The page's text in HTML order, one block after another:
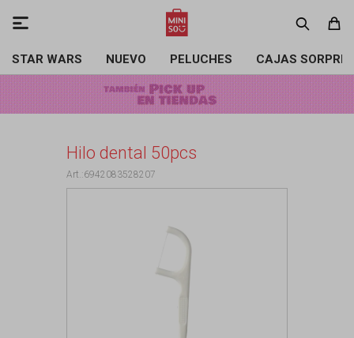
STAR WARS NUEVO PELUCHES CAJAS

Hilo dental 50pcs
6942083528207